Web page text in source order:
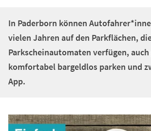
In Paderborn können
vielen Jahren auf den Parkflächen,
Parkscheinautomaten verfügen, auch
komfortabel bargeldlos parken und
App.